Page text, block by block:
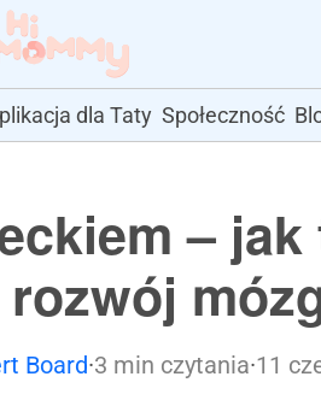
dla Taty Społeczność
–
Board·3 min czytania·11